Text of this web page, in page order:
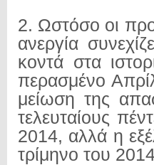
2. Ωστόσο οι
ανεργία
κοντά στα
περασμένο
μείωση της
τελευταίους
2014, αλλά η
τρίμηνο του